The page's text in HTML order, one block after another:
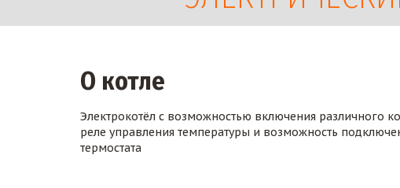
О котле
Электрокотёл с возможностью включения различного
реле управления температуры и возможность
термостата